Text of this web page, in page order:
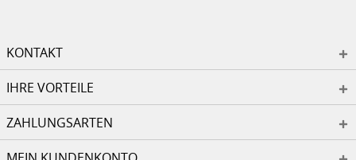
KONTAKT
IHRE VORTEILE
ZAHLUNGSARTEN